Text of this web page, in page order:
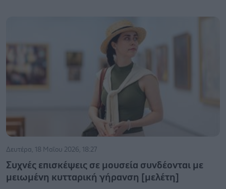
Δευτέρα, 18 Μαΐου 2026, 18:27
Συχνές επισκέψεις σε μουσεία συνδέονται με
μειωμένη κυτταρική γήρανση [μελέτη]